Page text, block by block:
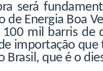
será
de Energia Boa
100 mil barris de
importação que
que é o